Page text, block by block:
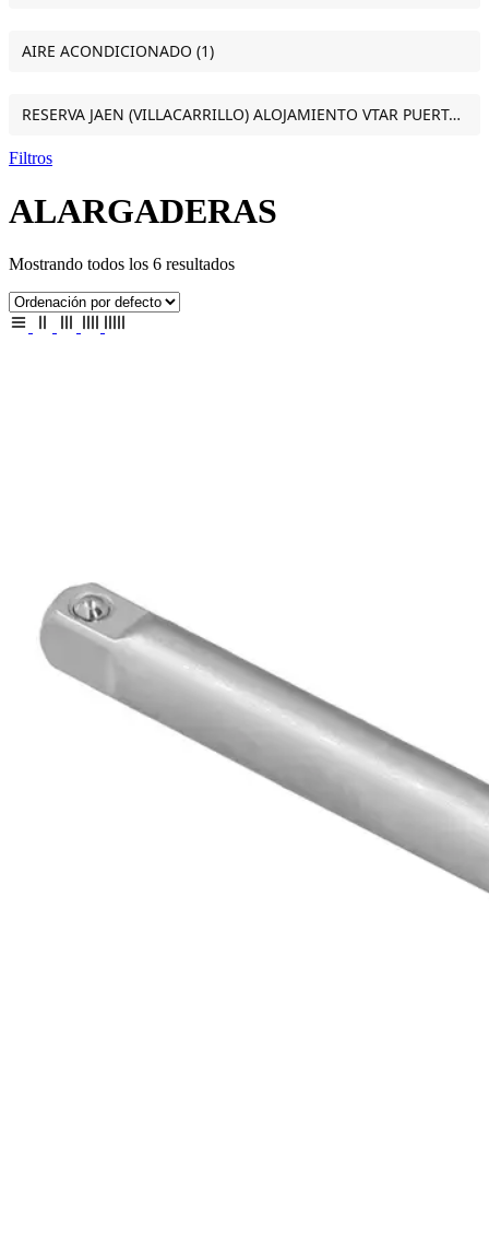
AIRE ACONDICIONADO (1)
RESERVA JAEN (VILLACARRILLO) ALOJAMIENTO VTAR PUERTA DEL SOL ESTUDIO VILLACARRILLO (JAEN) (1)
Filtros
ALARGADERAS
Mostrando todos los 6 resultados